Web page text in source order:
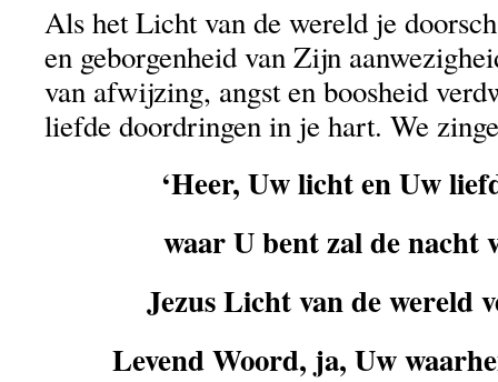
Als het Licht van de wereld je
en geborgenheid van Zijn
van afwijzing, angst en boosheid
liefde doordringen in je hart. We
‘Heer, Uw licht en Uw
waar U bent zal de nacht
Jezus Licht van de wereld
Levend Woord, ja, Uw